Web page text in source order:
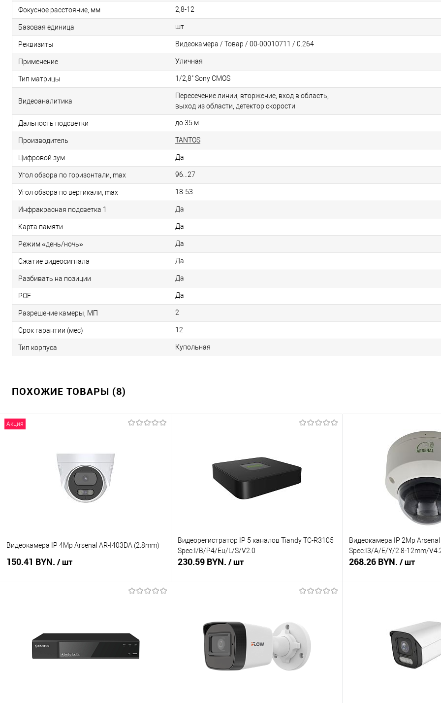
Фокусное расстояние, мм 2,8-12
Базовая единица шт
Реквизиты Видеокамера / Товар / 00-00010711 / 0.264
Применение Уличная
Тип матрицы 1/2,8" Sony CMOS
Видеоаналитика
Пересечение линии, вторжение, вход в область,
выход из области, детектор скорости
Дальность подсветки до 35 м
Производитель TANTOS
Цифровой зум Да
Угол обзора по горизонтали, max 96...27
Угол обзора по вертикали, max 18-53
Инфракрасная подсветка 1 Да
Карта памяти Да
Режим «день/ночь» Да
Сжатие видеосигнала Да
Разбивать на позиции Да
РОЕ Да
Разрешение камеры, МП 2
Срок гарантии (мес) 12
Тип корпуса Купольная
ПОХОЖИЕ ТОВАРЫ (8)
Акция
Видеокамера IP 4Mp Arsenal AR-I403DA (2.8mm)
150.41 BYN. / шт
В избранное
В наличии
Видеорегистратор IP 5 каналов Tiandy TC-R3105
Spec:I/B/P4/Eu/L/S/V2.0
230.59 BYN. / шт
Купить в 1 клик
Сравнение
Под заказ
Видеокамера IP 2Mp Arsenal
Spec:I3/A/E/Y/2.8-12mm/
268.26 BYN. / шт
Купить в 1 клик